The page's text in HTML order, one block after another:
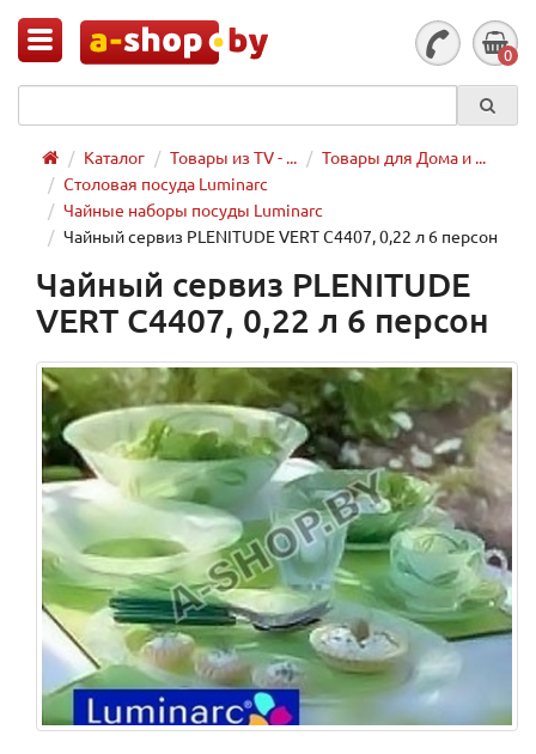
0
Каталог Товары из TV - ...
Товары для Дома и ...
Столовая посуда Luminarc
Чайные наборы посуды Luminarc
Чайный сервиз PLENITUDE VERT C4407, 0,22 л 6 персон
Чайный сервиз PLENITUDE
VERT C4407, 0,22 л 6 персон